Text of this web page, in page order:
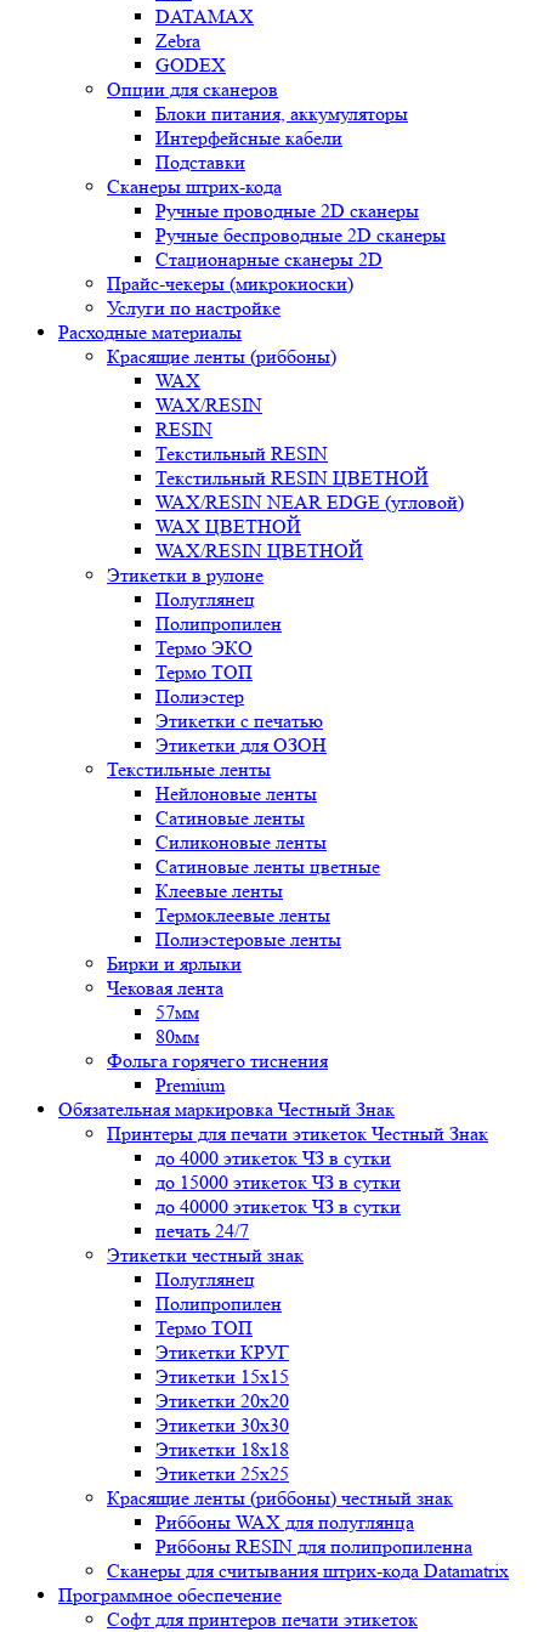
DATAMAX
Zebra
GODEX
Опции для сканеров
Блоки питания, аккумуляторы
Интерфейсные кабели
Подставки
Сканеры штрих-кода
Ручные проводные 2D сканеры
Ручные беспроводные 2D сканеры
Стационарные сканеры 2D
Прайс-чекеры (микрокиоски)
Услуги по настройке
Расходные материалы
Красящие ленты (риббоны)
WAX
WAX/RESIN
RESIN
Текстильный RESIN
Текстильный RESIN ЦВЕТНОЙ
WAX/RESIN NEAR EDGE (угловой)
WAX ЦВЕТНОЙ
WAX/RESIN ЦВЕТНОЙ
Этикетки в рулоне
Полуглянец
Полипропилен
Термо ЭКО
Термо ТОП
Полиэстер
Этикетки с печатью
Этикетки для ОЗОН
Текстильные ленты
Нейлоновые ленты
Сатиновые ленты
Силиконовые ленты
Сатиновые ленты цветные
Клеевые ленты
Термоклеевые ленты
Полиэстеровые ленты
Бирки и ярлыки
Чековая лента
57мм
80мм
Фольга горячего тиснения
Premium
Обязательная маркировка Честный Знак
Принтеры для печати этикеток Честный Знак
до 4000 этикеток ЧЗ в сутки
до 15000 этикеток ЧЗ в сутки
до 40000 этикеток ЧЗ в сутки
печать 24/7
Этикетки честный знак
Полуглянец
Полипропилен
Термо ТОП
Этикетки КРУГ
Этикетки 15х15
Этикетки 20х20
Этикетки 30х30
Этикетки 18х18
Этикетки 25х25
Красящие ленты (риббоны) честный знак
Риббоны WAX для полуглянца
Риббоны RESIN для полипропиленна
Сканеры для считывания штрих-кода Datamatrix
Программное обеспечение
Софт для принтеров печати этикеток